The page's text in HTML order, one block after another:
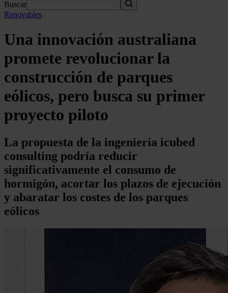
Buscar
Renovables
Una innovación australiana
promete revolucionar la
construcción de parques
eólicos, pero busca su primer
proyecto piloto
La propuesta de la ingeniería icubed
consulting podría reducir
significativamente el consumo de
hormigón, acortar los plazos de ejecución
y abaratar los costes de los parques
eólicos